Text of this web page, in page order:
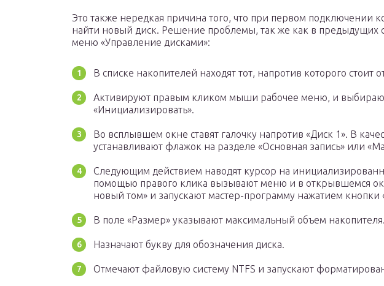
Это также нередкая причина того, что при первом подключении
найти новый диск. Решение проблемы, так же как в предыдущих
меню «Управление дисками»:
В списке накопителей находят тот, напротив которого стоит
Активируют правым кликом мыши рабочее меню, и
«Инициализировать».
Во всплывшем окне ставят галочку напротив «Диск 1». В
устанавливают флажок на разделе «Основная запись» или
Следующим действием наводят курсор на
помощью правого клика вызывают меню и в открывшемся
новый том» и запускают мастер-программу нажатием кнопки
В поле «Размер» указывают максимальный объем накопителя.
Назначают букву для обозначения диска.
Отмечают файловую систему NTFS и запускают